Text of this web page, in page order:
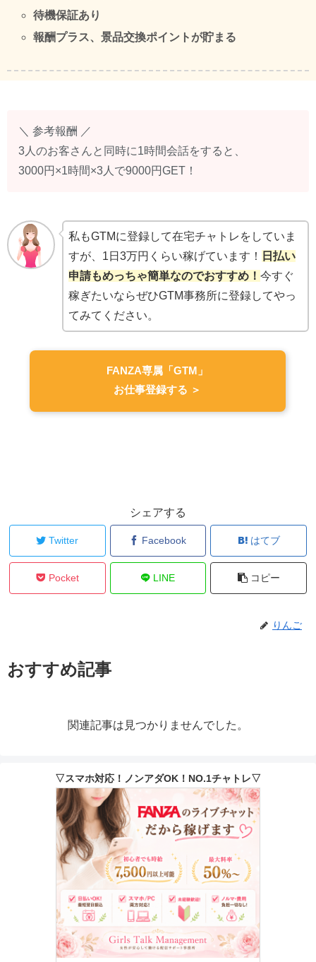
待機保証あり
報酬プラス、景品交換ポイントが貯まる
＼ 参考報酬 ／
3人のお客さんと同時に1時間会話をすると、
3000円×1時間×3人で9000円GET！
私もGTMに登録して在宅チャトレをしていま
すが、1日3万円くらい稼げています！
日払い
申請もめっちゃ簡単なのでおすすめ！今すぐ
稼ぎたいならぜひGTM事務所に登録してやっ
てみてください。
FANZA専属「GTM」
お仕事登録する ＞
シェアする
Twitter Facebook はてブ
Pocket LINE コピー
りんご
おすすめ記事
関連記事は見つかりませんでした。
▽スマホ対応！ノンアダOK！NO.1チャトレ▽